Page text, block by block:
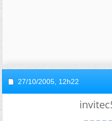
27/10/2005, 12h22